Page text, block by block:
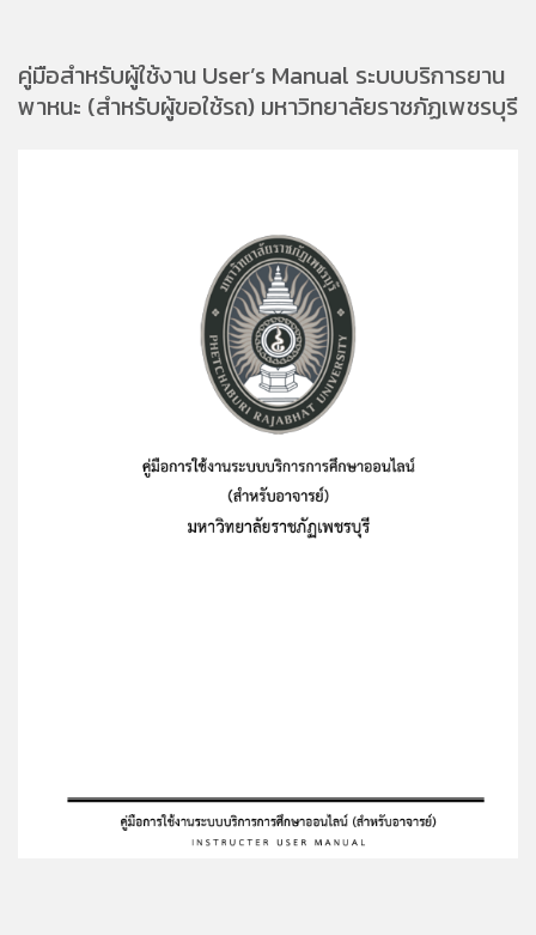
คู่มือสำหรับผู้ใช้งาน User’s Manual ระบบบริการยาน
พาหนะ (สำหรับผู้ขอใช้รถ) มหาวิทยาลัยราชภัฏเพชรบุรี